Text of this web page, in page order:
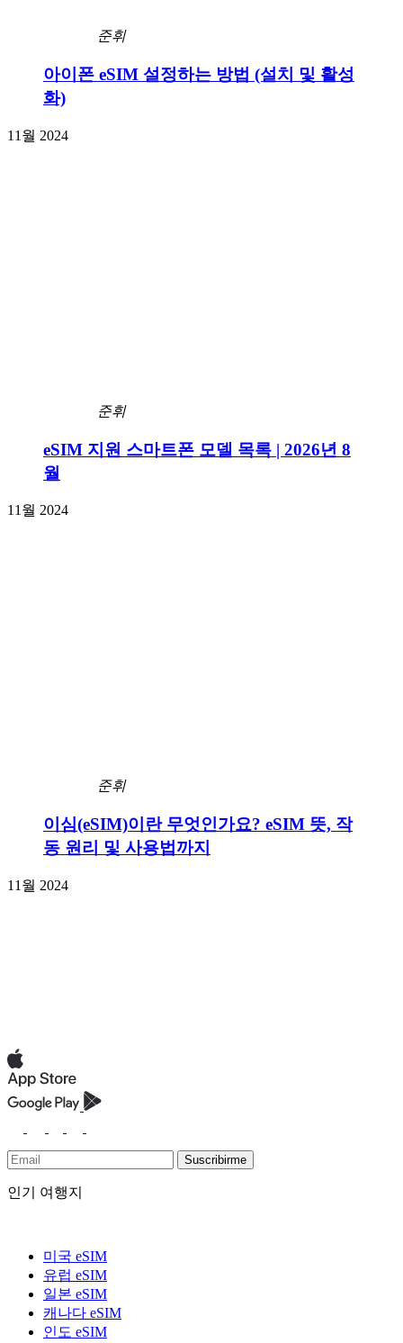
준휘
아이폰 eSIM 설정하는 방법 (설치 및 활성
화)
11월 2024
준휘
eSIM 지원 스마트폰 모델 목록 | 2026년 8
월
11월 2024
준휘
이심(eSIM)이란 무엇인가요? eSIM 뜻, 작
동 원리 및 사용법까지
11월 2024
Suscribirme
인기 여행지
미국 eSIM
유럽 eSIM
일본 eSIM
캐나다 eSIM
인도 eSIM